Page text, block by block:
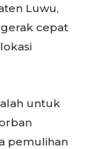
Luwu,
cepat
untuk
pemulihan